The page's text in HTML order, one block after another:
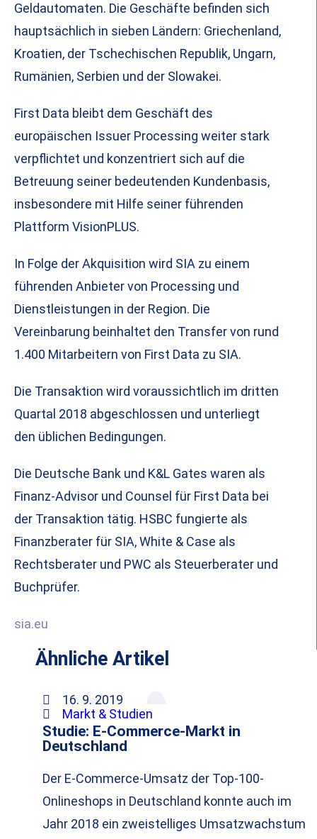
Geldautomaten. Die Geschäfte befinden sich
hauptsächlich in sieben Ländern: Griechenland,
Kroatien, der Tschechischen Republik, Ungarn,
Rumänien, Serbien und der Slowakei.
First Data bleibt dem Geschäft des
europäischen Issuer Processing weiter stark
verpflichtet und konzentriert sich auf die
Betreuung seiner bedeutenden Kundenbasis,
insbesondere mit Hilfe seiner führenden
Plattform VisionPLUS.
In Folge der Akquisition wird SIA zu einem
führenden Anbieter von Processing und
Dienstleistungen in der Region. Die
Vereinbarung beinhaltet den Transfer von rund
1.400 Mitarbeitern von First Data zu SIA.
Die Transaktion wird voraussichtlich im dritten
Quartal 2018 abgeschlossen und unterliegt
den üblichen Bedingungen.
Die Deutsche Bank und K&L Gates waren als
Finanz-Advisor und Counsel für First Data bei
der Transaktion tätig. HSBC fungierte als
Finanzberater für SIA, White & Case als
Rechtsberater und PWC als Steuerberater und
Buchprüfer.
sia.eu
Ähnliche Artikel
16. 9. 2019
Markt & Studien
Studie: E-Commerce-Markt in
Deutschland
Der E-Commerce-Umsatz der Top-100-
Onlineshops in Deutschland konnte auch im
Jahr 2018 ein zweistelliges Umsatzwachstum